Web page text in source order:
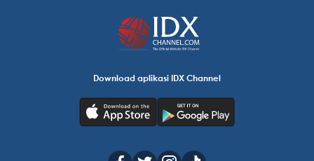
Download aplikasi IDX Channel